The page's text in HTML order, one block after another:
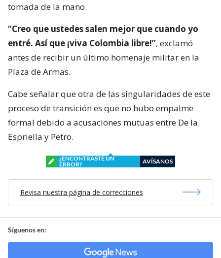
tomada de la mano.
“Creo que ustedes salen mejor que cuando yo
entré. Así que ¡viva Colombia libre!”, exclamó
antes de recibir un último homenaje militar en la
Plaza de Armas.
Cabe señalar que otra de las singularidades de este
proceso de transición es que no hubo empalme
formal debido a acusaciones mutuas entre De la
Espriella y Petro.
¿ENCONTRASTE UN
ERROR?
AVÍSANOS
Revisa nuestra página de correcciones
Síguenos en: